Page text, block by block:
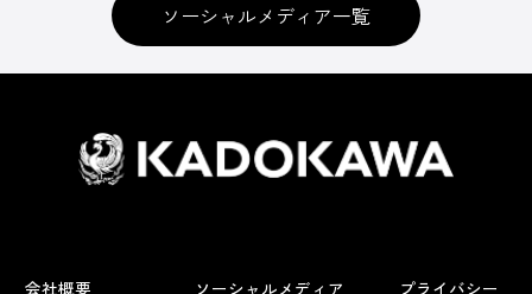
ソーシャルメディア一覧
会社概要 ソーシャルメディア プライバシー